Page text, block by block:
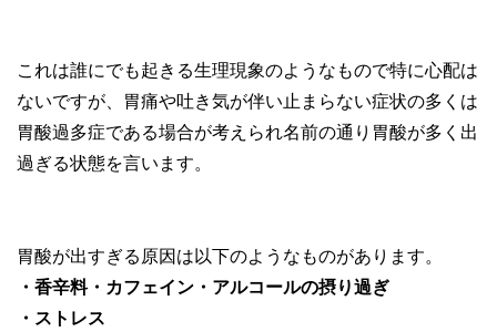
これは誰にでも起きる生理現象のようなもので特に心配は
ないですが、胃痛や吐き気が伴い止まらない症状の多くは
胃酸過多症である場合が考えられ名前の通り胃酸が多く出
過ぎる状態を言います。
胃酸が出すぎる原因は以下のようなものがあります。
・香辛料・カフェイン・アルコールの摂り過ぎ
・ストレス